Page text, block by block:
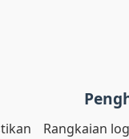
Rangkaian